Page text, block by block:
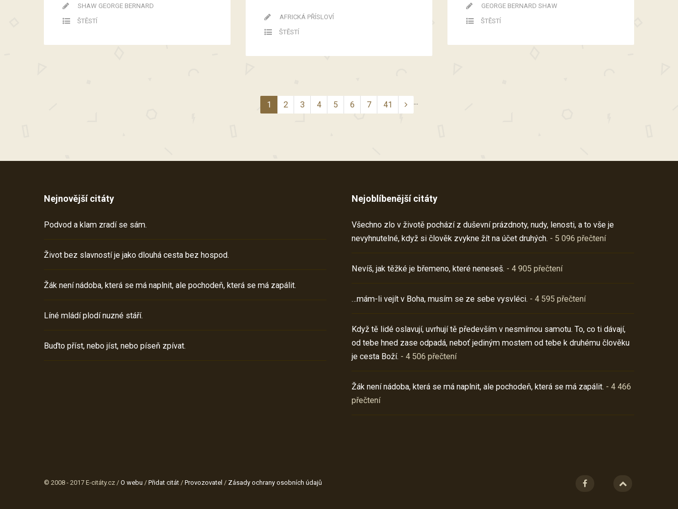
SHAW GEORGE BERNARD
ŠTĚSTÍ
GEORGE BERNARD SHAW
ŠTĚSTÍ
AFRICKÁ PŘÍSLOVÍ
ŠTĚSTÍ
1 2 3 4 5 6 7 ...
41
Nejnovější citáty
Podvod a klam zradí se sám.
Život bez slavností je jako dlouhá cesta bez hospod.
Žák není nádoba, která se má naplnit, ale pochodeň, která se má zapálit.
Líné mládí plodí nuzné stáří.
Buďto příst, nebo jíst, nebo píseň zpívat.
Nejoblíbenější citáty
Všechno zlo v životě pochází z duševní prázdnoty, nudy, lenosti, a to vše je
nevyhnutelné, když si člověk zvykne žít na účet druhých. - 5 096 přečtení
Nevíš, jak těžké je břemeno, které neneseš. - 4 905 přečtení
…mám-li vejít v Boha, musím se ze sebe vysvléci. - 4 595 přečtení
Když tě lidé oslavují, uvrhují tě především v nesmírnou samotu. To, co ti dávají,
od tebe hned zase odpadá, neboť jediným mostem od tebe k druhému člověku
je cesta Boží. - 4 506 přečtení
Žák není nádoba, která se má naplnit, ale pochodeň, která se má zapálit. - 4 466
přečtení
© 2008 - 2017 E-citáty.cz / O webu / Přidat citát / Provozovatel / Zásady ochrany osobních údajů